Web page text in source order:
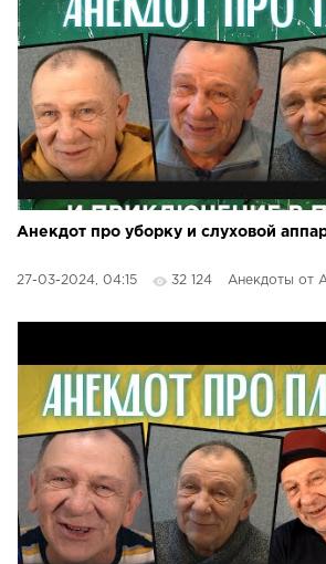
Анекдот про уборку и слуховой
27-03-2024, 04:15 32 124 Анекдоты от